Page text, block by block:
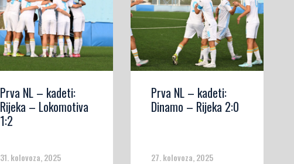
Prva NL – kadeti:
Rijeka – Lokomotiva
1:2
31. kolovoza, 2025
Prva NL – kadeti:
Dinamo – Rijeka 2:0
27. kolovoza, 2025